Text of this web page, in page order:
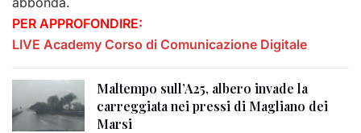
PER APPROFONDIRE:
LIVE Academy Corso di Comunicazione Digitale
Maltempo sull’A25, albero invade la
carreggiata nei pressi di Magliano dei
Marsi